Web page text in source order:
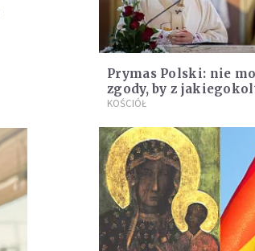
Prymas Polski: nie
zgody, by z
powodu naruszać to,
KOŚCIÓŁ